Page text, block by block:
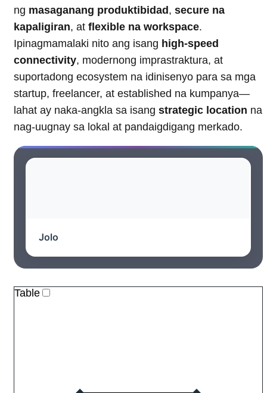
)
ng masaganang produktibidad , secure na
kapaligiran, at flexible na workspace.
Ipinagmamalaki nito ang isang high-speed
connectivity, modernong imprastraktura, at
suportadong ecosystem na idinisenyo para sa mga
startup, freelancer, at established na kumpanya—
lahat ay naka-angkla sa isang strategic location na
nag-uugnay sa lokal at pandaigdigang merkado.
Jolo
Table